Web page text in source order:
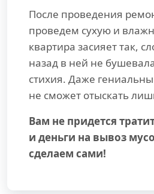
После проведения
проведем сухую и
квартира засияет так,
назад в ней не
стихия. Даже
не сможет отыскать
Вам не придется
и деньги на вывоз
сделаем сами!